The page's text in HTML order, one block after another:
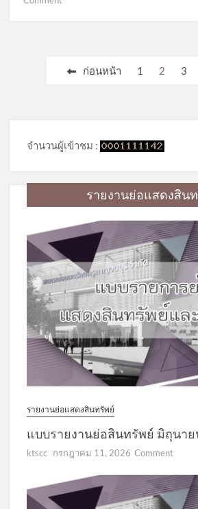
มกราคมก่อนหน้า 1 2 3
จำนวนผู้เข้าชม :
รายงานย่อแสดงสิน
รายงานย่อแสดงสินทรัพย์
แบบรายงานย่อสินทรัพย์ มิถุนาย
ktscc กรกฎาคม 11, 2026 Commenton
รายงาน